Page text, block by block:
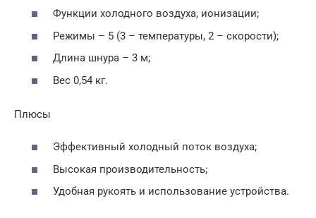
Функции холодного воздуха, ионизации;
Режимы – 5 (3 – температуры, 2 – скорости);
Длина шнура – 3 м;
Вес 0,54 кг.
Плюсы
Эффективный холодный поток воздуха;
Высокая производительность;
Удобная рукоять и использование устройства.